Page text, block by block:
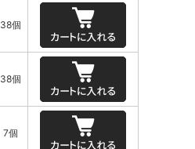
38個
38個
7個